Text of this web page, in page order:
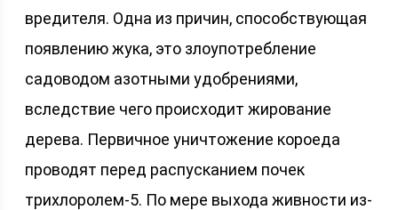
вредителя. Одна из причин, способствующая
появлению жука, это злоупотребление
садоводом азотными удобрениями,
вследствие чего происходит жирование
дерева. Первичное уничтожение короеда
проводят перед распусканием почек
трихлоролем-5. По мере выхода живности из-